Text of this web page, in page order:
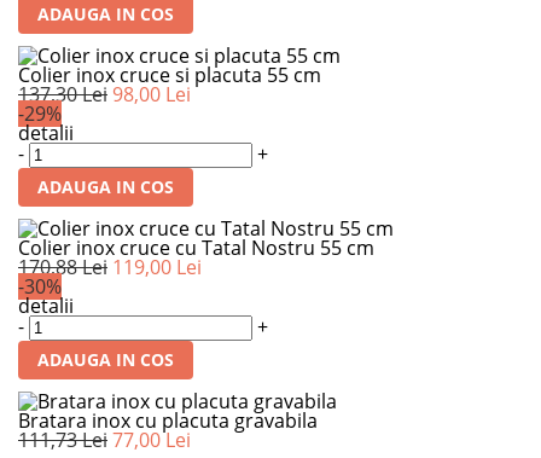
ADAUGA IN COS
Colier inox cruce si placuta 55 cm
137,30 Lei 98,00 Lei
-29%
detalii
- +
ADAUGA IN COS
Colier inox cruce cu Tatal Nostru 55 cm
170,88 Lei 119,00 Lei
-30%
detalii
- +
ADAUGA IN COS
Bratara inox cu placuta gravabila
111,73 Lei77,00 Lei